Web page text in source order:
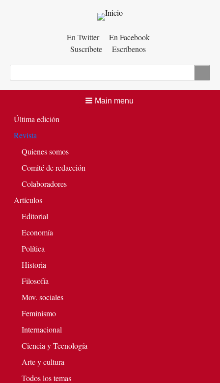
En Twitter
En Facebook
Suscríbete
Escríbenos
Main menu
Última edición
Revista
Quienes somos
Comité de redacción
Colaboradores
Artículos
Editorial
Economía
Política
Historia
Filosofía
Mov. sociales
Feminismo
Internacional
Ciencia y Tecnología
Arte y cultura
Todos los temas